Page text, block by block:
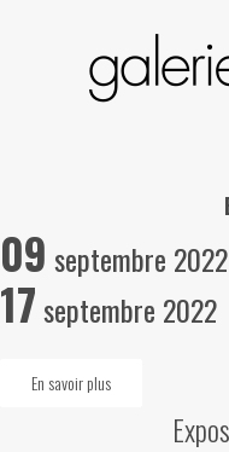
09 septembre 2022
17septembre 2022
En savoir plus